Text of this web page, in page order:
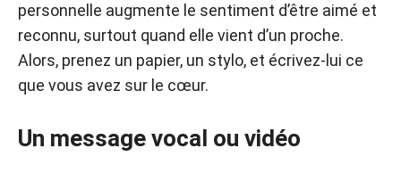
personnelle augmente le sentiment d’être aimé et
reconnu, surtout quand elle vient d’un proche.
Alors, prenez un papier, un stylo, et écrivez-lui ce
que vous avez sur le cœur.
Un message vocal ou vidéo